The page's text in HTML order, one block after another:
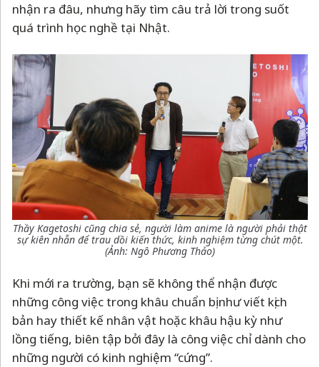
nhận ra đâu, nhưng hãy tìm câu trả lời trong suốt
quá trình học nghề tại Nhật.
Thầy Kagetoshi cũng chia sẻ, người làm anime là người phải thật
sự kiên nhẫn để trau dồi kiến thức, kinh nghiệm từng chút một.
(Ảnh: Ngô Phương Thảo)
Khi mới ra trường, bạn sẽ không thể nhận được
những công việc trong khâu chuẩn bị như viết kịch
bản hay thiết kế nhân vật hoặc khâu hậu kỳ như
lồng tiếng, biên tập bởi đây là công việc chỉ dành cho
những người có kinh nghiệm “cứng”.